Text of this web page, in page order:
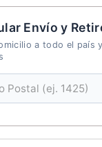
Envío y
a todo el país